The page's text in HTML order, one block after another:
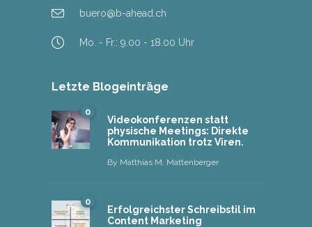
buero@b-ahead.ch
Mo. - Fr.: 9.00 - 18.00 Uhr
Letzte Blogeinträge
0
Videokonferenzen statt
physische Meetings: Direkte
Kommunikation trotz Viren.
By Matthias M. Mattenberger
0
Erfolgreichster Schreibstil im
Content Marketing